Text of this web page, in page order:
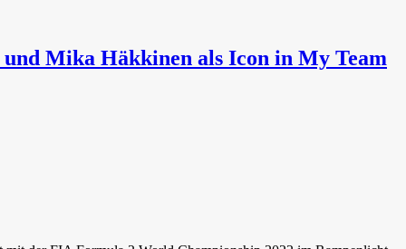
Mika Häkkinen als Icon in My Team